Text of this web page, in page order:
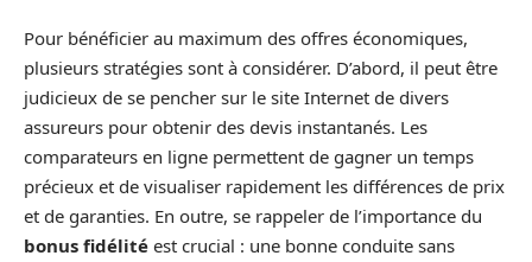
Pour bénéficier au maximum des offres économiques,
plusieurs stratégies sont à considérer. D’abord, il peut être
judicieux de se pencher sur le site Internet de divers
assureurs pour obtenir des devis instantanés. Les
comparateurs en ligne permettent de gagner un temps
précieux et de visualiser rapidement les différences de prix
et de garanties. En outre, se rappeler de l’importance du
bonus fidélité est crucial : une bonne conduite sans